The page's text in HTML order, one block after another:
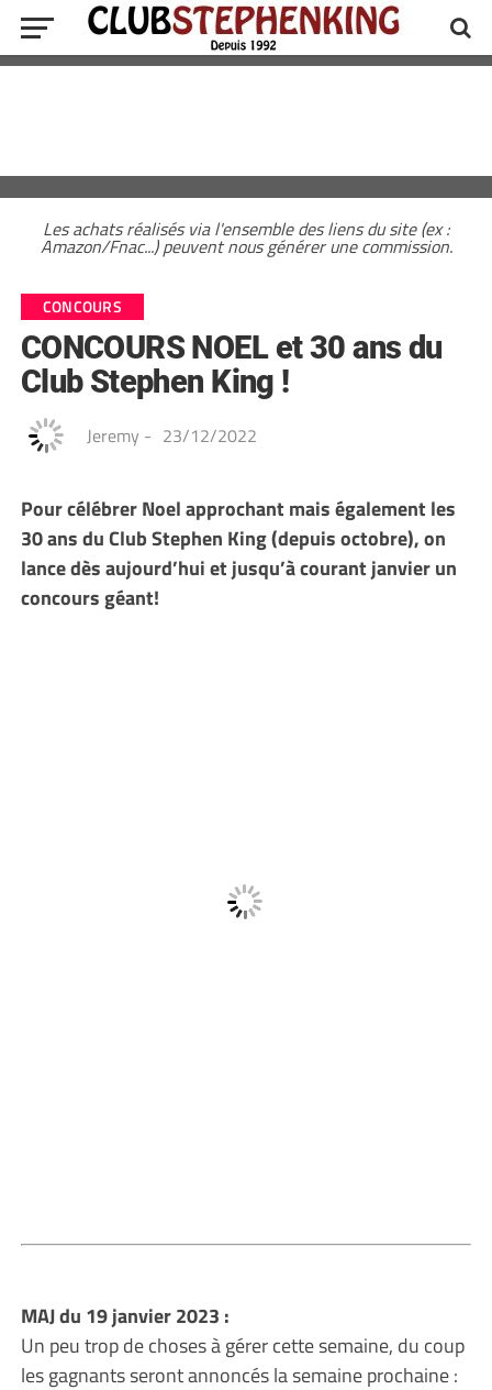
Les achats réalisés via l'ensemble des liens du site (ex :
Amazon/Fnac...) peuvent nous générer une commission.
CONCOURS
CONCOURS NOEL et 30 ans du
Club Stephen King !
Jeremy - 23/12/2022
Pour célébrer Noel approchant mais également les
30 ans du Club Stephen King (depuis octobre), on
lance dès aujourd’hui et jusqu’à courant janvier un
concours géant!
MAJ du 19 janvier 2023 :
Un peu trop de choses à gérer cette semaine, du coup
les gagnants seront annoncés la semaine prochaine :